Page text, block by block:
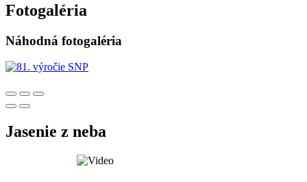
Fotogaléria
Náhodná fotogaléria
Jasenie z neba